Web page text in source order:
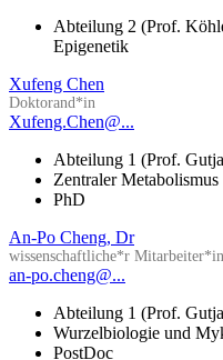
Abteilung 2 (Prof.
Epigenetik
Xufeng Chen
Doktorand*in
Xufeng.Chen@...
Abteilung 1 (Prof.
Zentraler Metabolismus
PhD
An-Po Cheng, Dr
wissenschaftliche*r Mitarbeiter*in
an-po.cheng@...
Abteilung 1 (Prof.
Wurzelbiologie und
PostDoc